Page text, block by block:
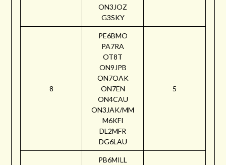
ON3JOZ
G3SKY
8
PE6BMO
PA7RA
OT8T
ON9JPB
ON7OAK
ON7EN
ON4CAU
ON3JAK/MM
M6KFI
DL2MFR
DG6LAU
5
PB6MILL